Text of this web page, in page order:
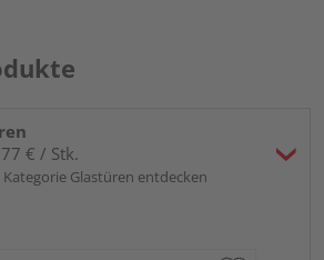
€ / Stk.
Kategorie Glastüren entdecken